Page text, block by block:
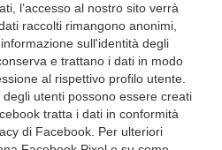
l’accesso al nostro sito verrà
raccolti rimangono anonimi,
sull'identità degli
e trattano i dati in modo
al rispettivo profilo utente.
utenti possono essere creati
tratta i dati in conformità
di Facebook. Per ulteriori